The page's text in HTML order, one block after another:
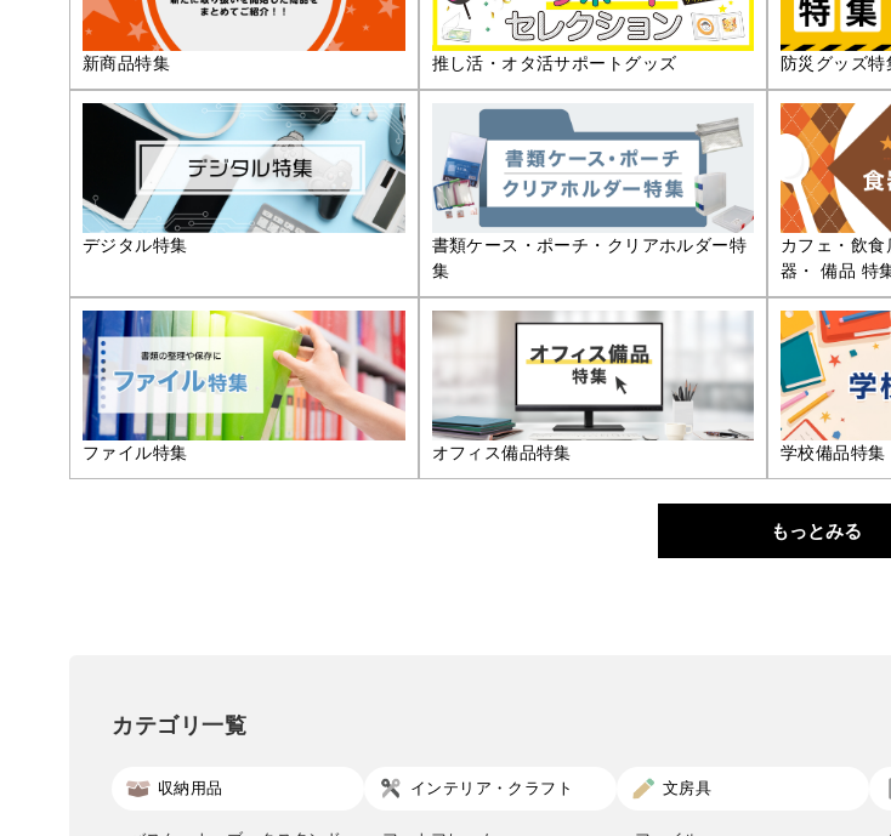
新商品特集 推し活・オタ活サポートグッズ 防災グッズ特
デジタル特集
書類ケース・ポーチ・クリアホルダー特
集
カフェ・飲食
器・ 備品 特
ファイル特集 オフィス備品特集 学校備品特集
もっとみる
カテゴリ一覧
収納用品 インテリア・クラフト 文房具